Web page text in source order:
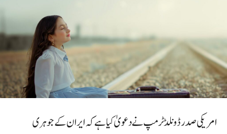
امریکی صدر ڈونلڈ ٹرمپ نے دعویٰ کیا ہے کہ ایران کے جوہری